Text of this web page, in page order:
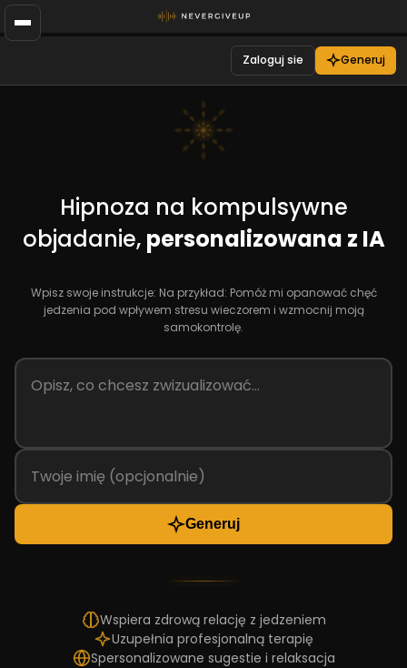
Zaloguj sie Generuj
Hipnoza na kompulsywne
objadanie, personalizowana z IA
Wpisz swoje instrukcje: Na przykład: Pomóż mi opanować chęć
jedzenia pod wpływem stresu wieczorem i wzmocnij moją
samokontrolę.
Generuj
Wspiera zdrową relację z jedzeniem
Uzupełnia profesjonalną terapię
Spersonalizowane sugestie i relaksacja